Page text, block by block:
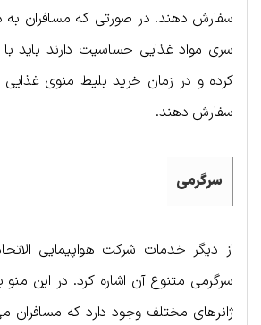
سفارش دهند. در صورتی که مسافران به
سری مواد غذایی حساسیت دارند باید
کرده و در زمان خرید بلیط منوی
سفارش دهند.
سرگرمی
از دیگر خدمات شرکت هواپیمایی
ژانرهای مختلف وجود دارد که مسافران